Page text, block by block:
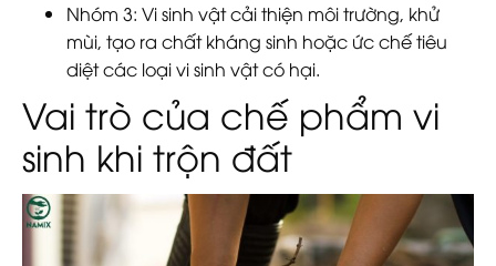
Nhóm 3: Vi sinh vật cải thiện môi trường, khử
mùi, tạo ra chất kháng sinh hoặc ức chế tiêu
diệt các loại vi sinh vật có hại.
Vai trò của chế phẩm vi
sinh khi trộn đất